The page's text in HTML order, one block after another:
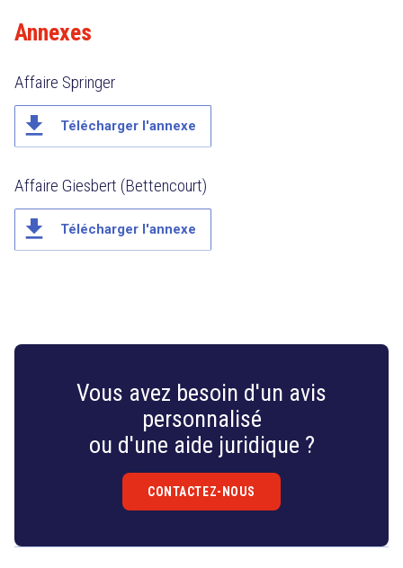
Annexes
Affaire Springer
file_download Télécharger l'annexe
Affaire Giesbert (Bettencourt)
file_download Télécharger l'annexe
Vous avez besoin d'un avis
personnalisé
ou d'une aide juridique ?
CONTACTEZ-NOUS